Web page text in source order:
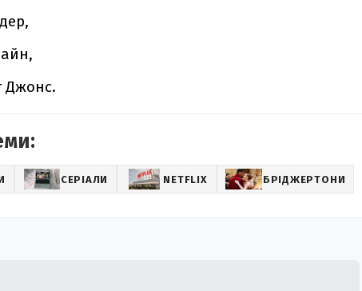
Джонс.
СЕРІАЛИ NETFLIX БРІДЖЕРТОНИ